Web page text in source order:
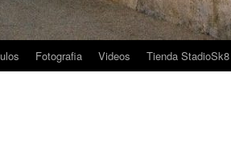
Fotografia Videos Tienda StadioSk8